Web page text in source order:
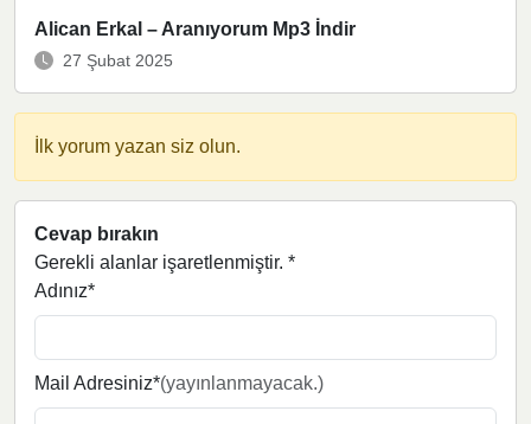
Alican Erkal – Aranıyorum Mp3 İndir
27 Şubat 2025
İlk yorum yazan siz olun.
Cevap bırakın
Gerekli alanlar işaretlenmiştir. *
Adınız*
Mail Adresiniz*(yayınlanmayacak.)